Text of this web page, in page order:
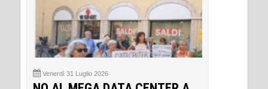
Venerdì 31 Luglio 2026